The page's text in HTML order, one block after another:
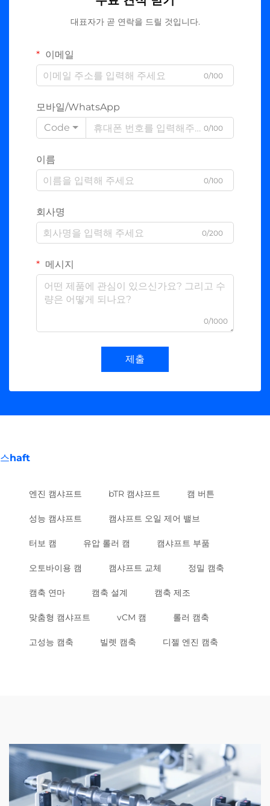
대표자가 곧 연락을 드릴 것입니다.
이메일
0/100
모바일/WhatsApp
Code
0/100
이름
0/100
회사명
0/200
메시지
0/1000
제출
스haft
엔진 캠샤프트 bTR 캠샤프트 캠 버튼
성능 캠샤프트 캠샤프트 오일 제어 밸브
터보 캠 유압 롤러 캠 캠샤프트 부품
오토바이용 캠 캠샤프트 교체 정밀 캠축
캠축 연마 캠축 설계 캠축 제조
맞춤형 캠샤프트 vCM 캠 롤러 캠축
고성능 캠축 빌렛 캠축 디젤 엔진 캠축